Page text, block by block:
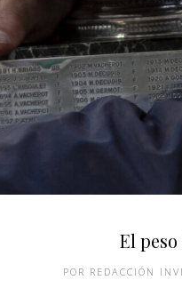
El
REDACCIÓN